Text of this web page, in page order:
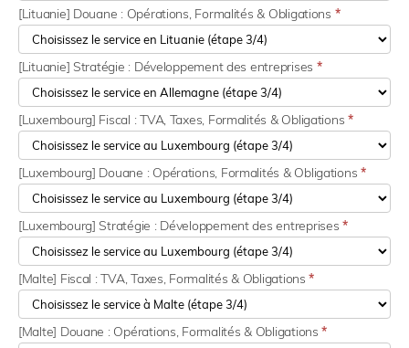
[Lituanie] Douane : Opérations, Formalités & Obligations *
[Lituanie] Stratégie : Développement des entreprises *
[Luxembourg] Fiscal : TVA, Taxes, Formalités & Obligations*
[Luxembourg] Douane : Opérations, Formalités & Obligations*
[Luxembourg] Stratégie : Développement des entreprises*
[Malte] Fiscal : TVA, Taxes, Formalités & Obligations*
[Malte] Douane : Opérations, Formalités & Obligations*